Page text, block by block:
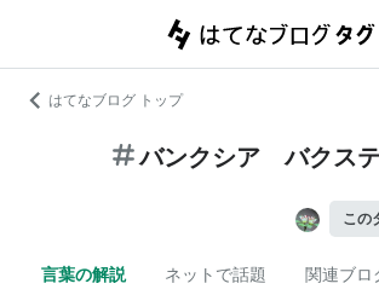
はてなブログ トップ
バンクシア バクス
この
言葉の解説 ネットで話題 関連ブロ